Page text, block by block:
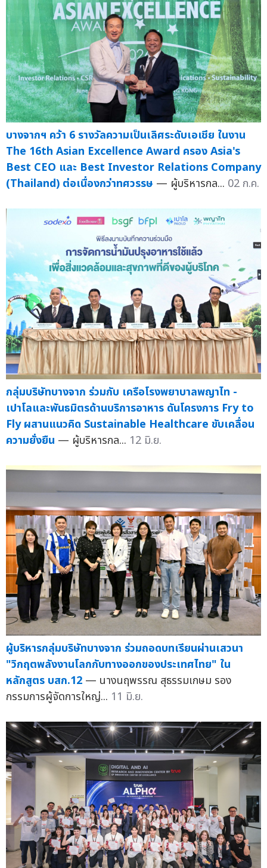
บางจากฯ คว้า 6 รางวัลความเป็นเลิศระดับเอเชีย ในงาน
The 16th Asian Excellence Award ครอง Asia's
Best CEO และ Best Investor Relations Company
(Thailand) ต่อเนื่องกว่าทศวรรษ — ผู้บริหารกล... 02 ก.ค.
กลุ่มบริษัทบางจาก ร่วมกับ เครือโรงพยาบาลพญาไท -
เปาโลและพันธมิตรด้านบริการอาหาร ดันโครงการ Fry to
Fly ผสานแนวคิด Sustainable Healthcare ขับเคลื่อน
ความยั่งยืน — ผู้บริหารกล... 12 มิ.ย.
ผู้บริหารกลุ่มบริษัทบางจาก ร่วมถอดบทเรียนผ่านเสวนา
"วิกฤตพลังงานโลกกับทางออกของประเทศไทย" ใน
หลักสูตร บสก.12 — นางนฤพรรณ สุธรรมเกษม รอง
กรรมการผู้จัดการใหญ่... 11 มิ.ย.